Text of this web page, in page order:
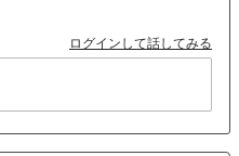
ログインして話してみる